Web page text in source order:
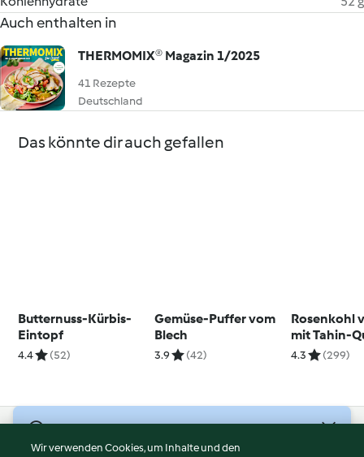
Auch enthalten in
THERMOMIX® Magazin 1/2025
41 Rezepte
Deutschland
Das könnte dir auch gefallen
Butternuss-Kürbis-
Eintopf
4.4 (52)
Gemüse-Puffer vom
Blech
3.9 (42)
Rosenkohl
mit Tahin-
4.3 (299)
Wir verwenden Cookies, um Inhalte und den